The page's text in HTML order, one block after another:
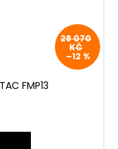
28 070
KČ
–12 %
FMP13